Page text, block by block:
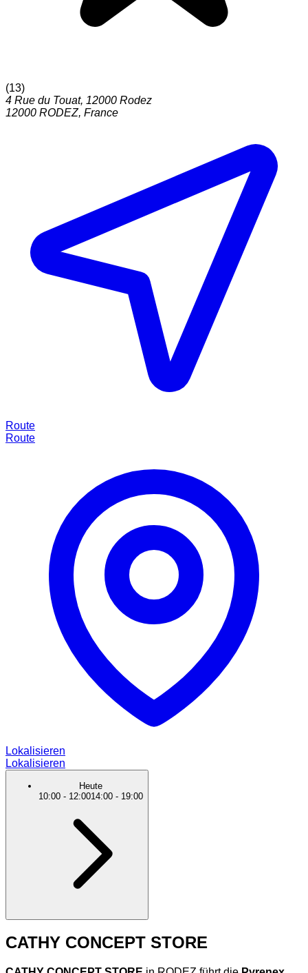
(13)
4 Rue du Touat, 12000 Rodez
12000 RODEZ, France
Route
Route
Lokalisieren
Lokalisieren
Heute
10:00 - 12:0014:00 - 19:00
CATHY CONCEPT STORE